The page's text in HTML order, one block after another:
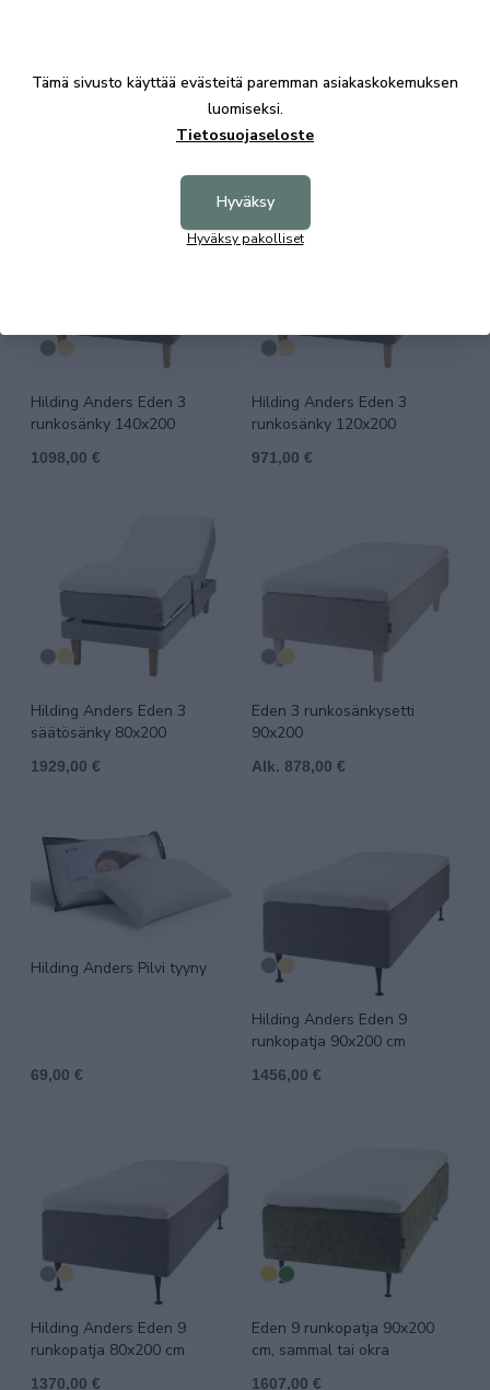
Hilding Anders Eden 6
Hilding Anders Eden 6
2125,00 €
Hilding Anders Eden 3
runkosänky 140x200
1098,00 €
Hilding Anders Eden 3
runkosänky 120x200
971,00 €
Hilding Anders Eden 3
säätösänky 80x200
1929,00 €
Eden 3 runkosänkysetti
90x200
Alk. 878,00 €
Hilding Anders Pilvi tyyny
69,00 €
Hilding Anders Eden 9
runkopatja 90x200 cm
1456,00 €
Hilding Anders Eden 9
runkopatja 80x200 cm
1370,00 €
Eden 9 runkopatja 90x200
cm, sammal tai okra
1607,00 €
Tämä sivusto käyttää evästeitä paremman asiakaskokemuksen
luomiseksi.
Tietosuojaseloste
Hyväksy
Hyväksy pakolliset